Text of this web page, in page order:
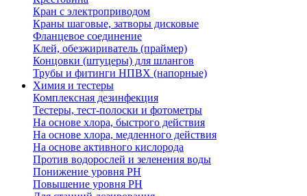
Кран с электроприводом
Краны шаговые, затворы дисковые
Фланцевое соединение
Клей, обезжириватель (праймер)
Концовки (штуцеры) для шлангов
Трубы и фитинги НПВХ (напорные)
Химия и тестеры
Комплексная дезинфекция
Тестеры, тест-полоски и фотометры
На основе хлора, быстрого действия
На основе хлора, медленного действия
На основе активного кислорода
Против водорослей и зеленения воды
Понижение уровня РН
Повышение уровня РН